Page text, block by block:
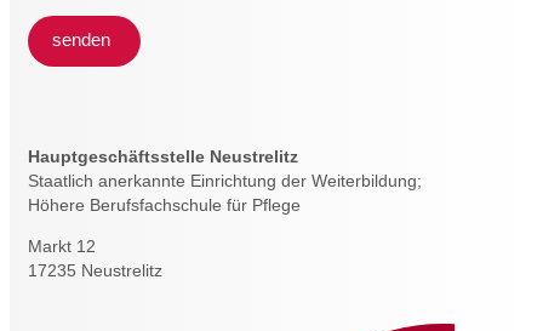
senden
Hauptgeschäftsstelle Neustrelitz
Staatlich anerkannte Einrichtung der Weiterbildung;
Höhere Berufsfachschule für Pflege
Markt 12
17235 Neustrelitz